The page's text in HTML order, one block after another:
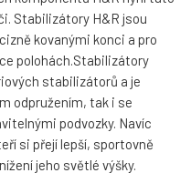
Stabilizátory H&R jsou
kovanými konci a pro
polohách.Stabilizátory
stabilizátorů a je
odpružením, tak i se
podvozky. Navíc
si přejí lepší, sportovně
jeho světlé výšky.